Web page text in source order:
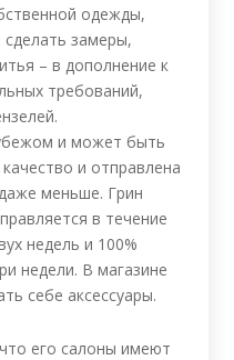
одежды,
замеры,
– в дополнение к
требований,
и может быть
и отправлена
меньше. Грин
в течение
недель и 100%
недели. В магазине
себе аксессуары.
его салоны имеют